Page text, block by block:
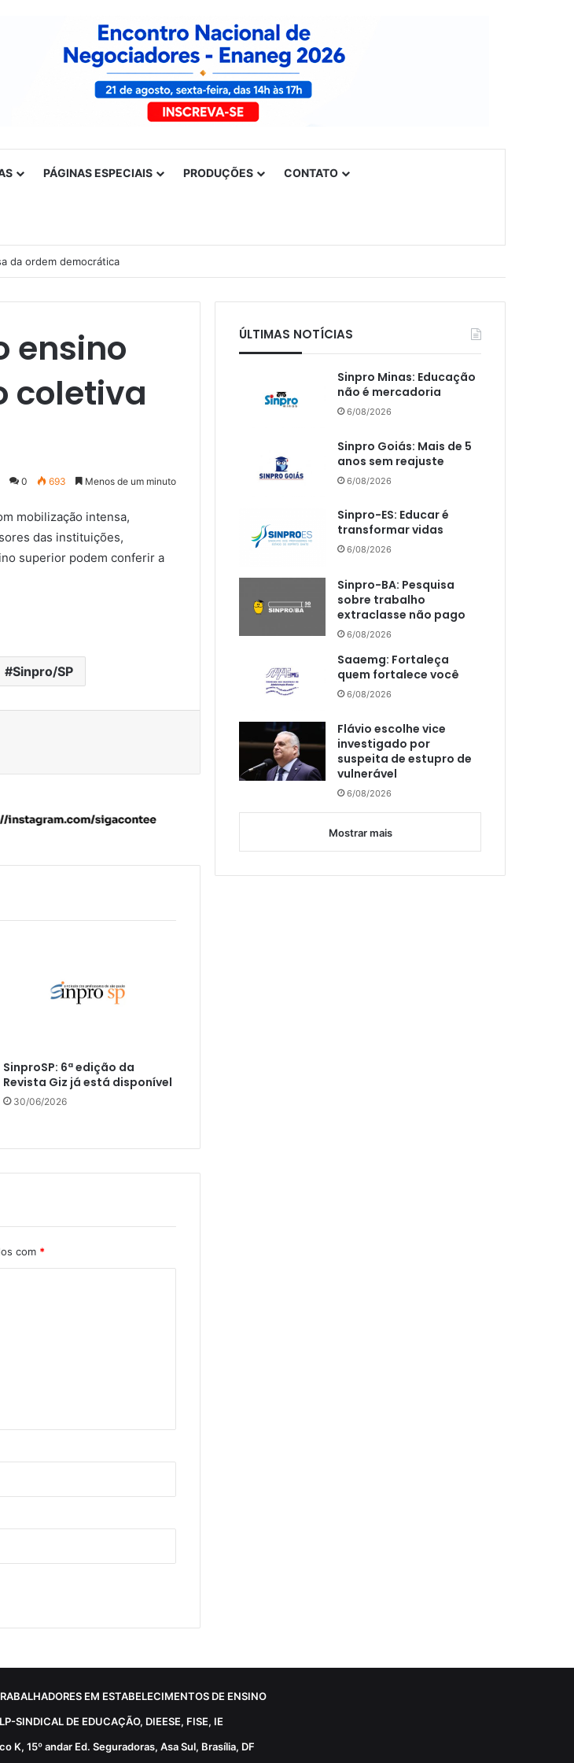
PÁGINAS ESPECIAIS PRODUÇÕES CONTATO
da ordem democrática
ensino
coletiva
0 693 Menos de um minuto
mobilização intensa,
das instituições,
superior podem conferir a
Sinpro/SP
SinproSP: 6ª edição da
Revista Giz já está disponível
30/06/2026
com *
ÚLTIMAS NOTÍCIAS
Sinpro Minas: Educação
não é mercadoria
6/08/2026
Sinpro Goiás: Mais de 5
anos sem reajuste
6/08/2026
Sinpro-ES: Educar é
transformar vidas
6/08/2026
Sinpro-BA: Pesquisa
sobre trabalho
extraclasse não pago
6/08/2026
Saaemg: Fortaleça
quem fortalece você
6/08/2026
Flávio escolhe vice
investigado por
suspeita de estupro de
vulnerável
6/08/2026
Mostrar mais
EM ESTABELECIMENTOS DE ENSINO
SINDICAL DE EDUCAÇÃO, DIEESE, FISE, IE
K, 15º andar Ed. Seguradoras, Asa Sul, Brasília, DF